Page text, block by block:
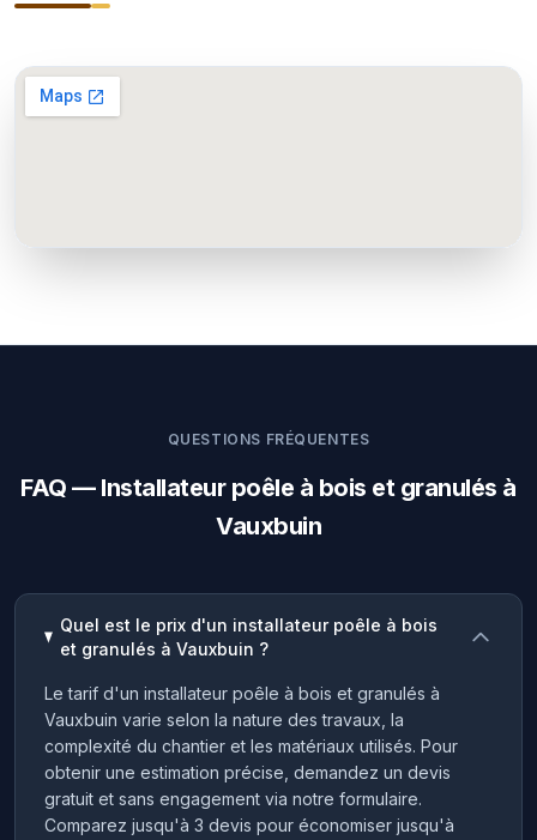
QUESTIONS FRÉQUENTES
FAQ — Installateur poêle à bois et granulés à
Vauxbuin
Quel est le prix d'un installateur poêle à bois
et granulés à Vauxbuin ?
Le tarif d'un installateur poêle à bois et granulés à
Vauxbuin varie selon la nature des travaux, la
complexité du chantier et les matériaux utilisés. Pour
obtenir une estimation précise, demandez un devis
gratuit et sans engagement via notre formulaire.
Comparez jusqu'à 3 devis pour économiser jusqu'à